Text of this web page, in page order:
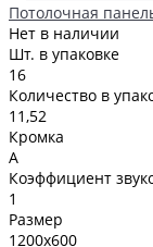
Потолочная
Нет в наличии
Шт. в упаковке
16
Количество в
11,52
Кромка
A
Коэффициент
1
Размер
1200x600